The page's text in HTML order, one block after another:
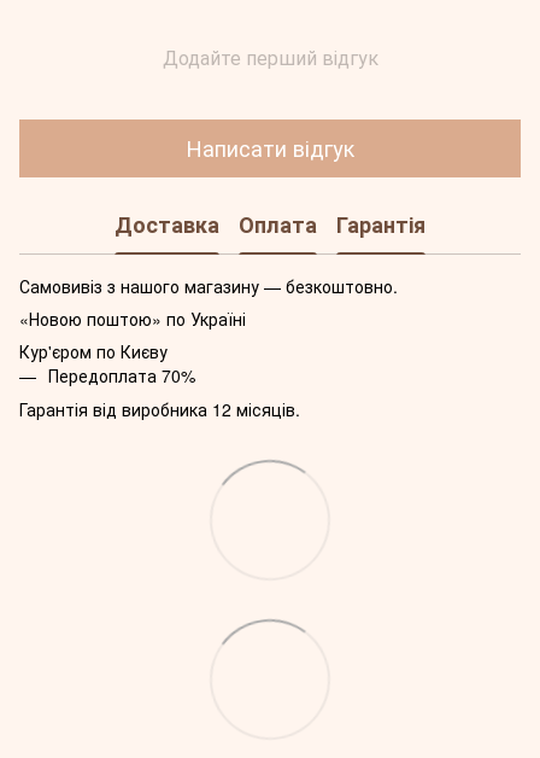
Додайте перший відгук
Написати відгук
Доставка Оплата Гарантія
Самовивіз з нашого магазину — безкоштовно.
«Новою поштою» по Україні
Кур'єром по Києву
Передоплата 70%
Гарантія від виробника 12 місяців.